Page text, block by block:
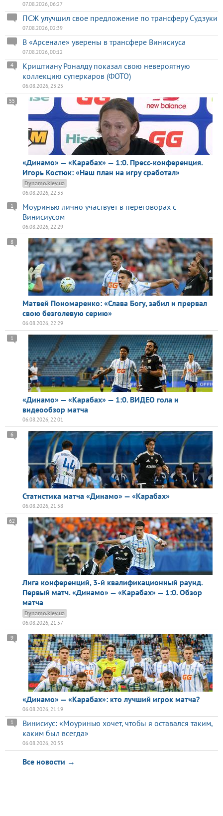
07.08.2026, 06:27
ПСЖ улучшил свое предложение по трансферу Судзуки
07.08.2026, 02:39
В «Арсенале» уверены в трансфере Винисиуса
07.08.2026, 00:12
Криштиану Роналду показал свою невероятную
коллекцию суперкаров (ФОТО)
4
06.08.2026, 23:25
«Динамо» — «Карабах» — 1:0. Пресс-конференция.
Игорь Костюк: «Наш план на игру сработал»
55
Dynamo.kiev.ua
06.08.2026, 22:33
Моуринью лично участвует в переговорах с
Винисиусом
1
06.08.2026, 22:29
Матвей Пономаренко: «Слава Богу, забил и прервал
свою безголевую серию»
8
06.08.2026, 22:29
«Динамо» — «Карабах» — 1:0. ВИДЕО гола и
видеообзор матча
1
06.08.2026, 22:01
Статистика матча «Динамо» — «Карабах»
6
06.08.2026, 21:58
Лига конференций, 3-й квалификационный раунд.
Первый матч. «Динамо» — «Карабах» — 1:0. Обзор
матча
62
Dynamo.kiev.ua
06.08.2026, 21:57
«Динамо» — «Карабах»: кто лучший игрок матча?
9
06.08.2026, 21:19
Винисиус: «Моуринью хочет, чтобы я оставался таким,
каким был всегда»
1
06.08.2026, 20:53
Все новости →